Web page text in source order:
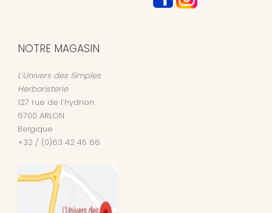
NOTRE MAGASIN
L’Univers des Simples
Herboristerie
127 rue de l’hydrion
6700 ARLON
Belgique
+32 / (0)63 42 45 66